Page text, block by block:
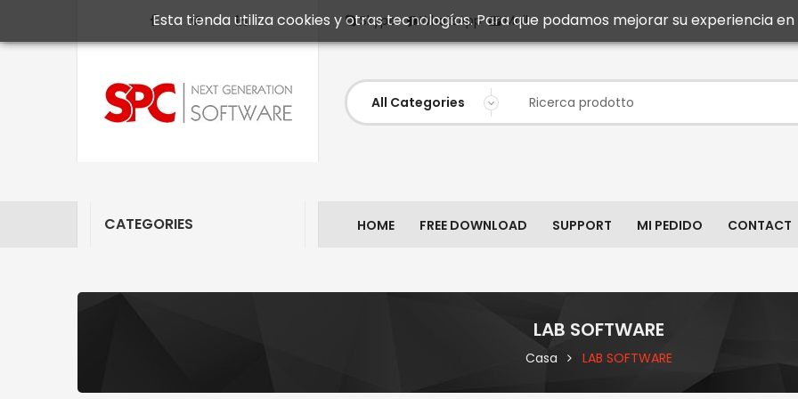
Skype WhatsApp Mail
CATEGORIES HOME FREE DOWNLOAD SUPPORT MI PEDIDO CONTACT
LAB SOFTWARE
Casa LAB SOFTWARE
Esta tienda utiliza cookies y otras tecnologías. Para que podamos mejorar su experiencia en